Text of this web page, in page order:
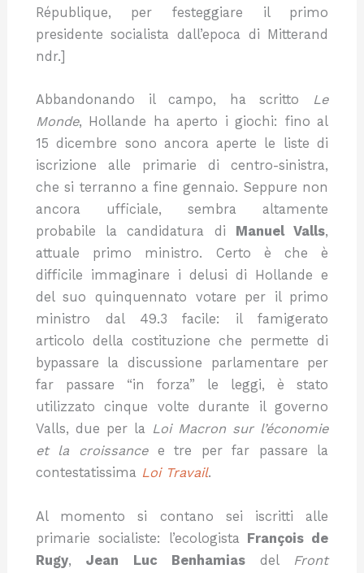
République, per festeggiare il primo
presidente socialista dall’epoca di Mitterand
ndr.]
Abbandonando il campo, ha scritto
Le
Monde, Hollande ha aperto i giochi: fino al
15 dicembre sono ancora aperte le liste di
iscrizione alle primarie di centro-sinistra,
che si terranno a fine gennaio. Seppure non
ancora ufficiale, sembra altamente
probabile la candidatura di
Manuel Valls,
attuale primo ministro. Certo è che è
difficile immaginare i delusi di Hollande e
del suo quinquennato votare per il primo
ministro dal 49.3 facile: il famigerato
articolo della costituzione che permette di
bypassare la discussione parlamentare per
far passare “in forza” le leggi, è stato
utilizzato cinque volte durante il governo
Valls, due per la Loi Macron sur l’économie
et la croissancee tre per far passare la
contestatissima Loi Travail.
Al momento si contano sei iscritti alle
primarie socialiste: l’ecologista François de
Rugy,Jean Luc Benhamias del
Front